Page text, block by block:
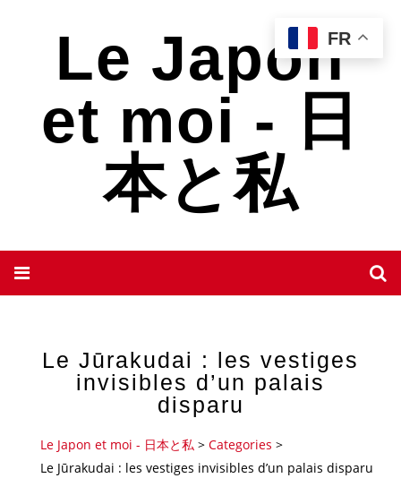
Le Japon
et moi - 日
本と私
Le Jūrakudai : les vestiges
invisibles d’un palais
disparu
Le Japon et moi - 日本と私 > Categories >
Le Jūrakudai : les vestiges invisibles d’un palais disparu
FR